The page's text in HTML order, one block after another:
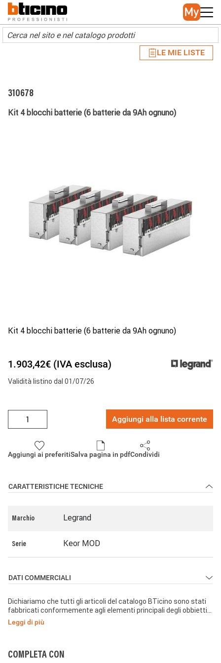
Skip to main content
Main navigation
LE MIE LISTE
310678
Kit 4 blocchi batterie (6 batterie da 9Ah ognuno)
Kit 4 blocchi batterie (6 batterie da 9Ah ognuno)
1.903,42€ (IVA esclusa)
Validità listino dal 01/07/26
Aggiungi alla lista corrente
Aggiungi ai preferitiSalva pagina in pdfCondividi
CARATTERISTICHE TECNICHE
Marchio Legrand
Serie Keor MOD
DATI COMMERCIALI
Dichiariamo che tutti gli articoli del catalogo BTicino sono stati
fabbricati conformemente agli elementi principali degli obbiettivi
di sicurezza della Direttiva Europea Bassa Tensione:
2014/35/UE: 26 Febbraio 2014 e dove richiesto, anche
2014/30/UE: 26 Febbraio 2014, e/o dove richiesto anche
Leggi di più
COMPLETA CON